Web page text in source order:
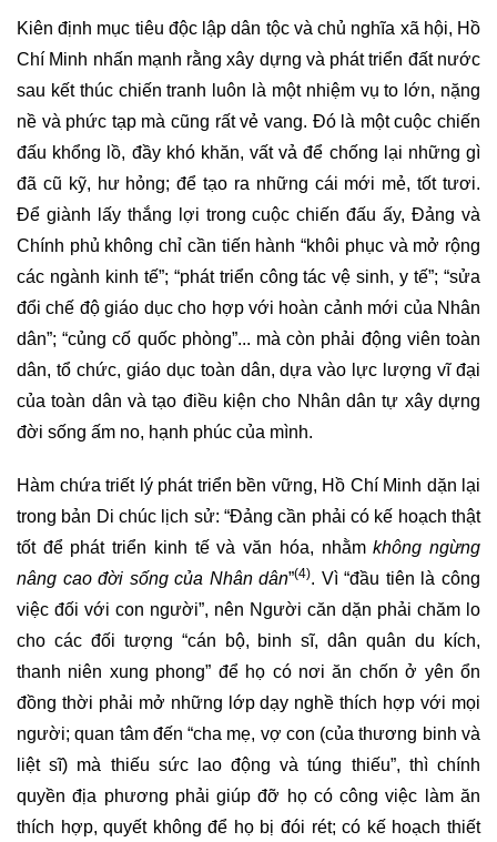
Kiên định mục tiêu độc lập dân tộc và chủ nghĩa xã hội, Hồ
Chí Minh nhấn mạnh rằng xây dựng và phát triển đất nước
sau kết thúc chiến tranh luôn là một nhiệm vụ to lớn, nặng
nề và phức tạp mà cũng rất vẻ vang. Đó là một cuộc chiến
đấu khổng lồ, đầy khó khăn, vất vả để chống lại những gì
đã cũ kỹ, hư hỏng; để tạo ra những cái mới mẻ, tốt tươi.
Ðể giành lấy thắng lợi trong cuộc chiến đấu ấy, Đảng và
Chính phủ không chỉ cần tiến hành “khôi phục và mở rộng
các ngành kinh tế”; “phát triển công tác vệ sinh, y tế”; “sửa
đổi chế độ giáo dục cho hợp với hoàn cảnh mới của Nhân
dân”; “củng cố quốc phòng”... mà còn phải động viên toàn
dân, tổ chức, giáo dục toàn dân, dựa vào lực lượng vĩ đại
của toàn dân và tạo điều kiện cho Nhân dân tự xây dựng
đời sống ấm no, hạnh phúc của mình.
Hàm chứa triết lý phát triển bền vững, Hồ Chí Minh dặn lại
trong bản Di chúc lịch sử: “Đảng cần phải có kế hoạch thật
tốt để phát triển kinh tế và văn hóa, nhằmkhông ngừng
nâng cao đời sống của Nhân dân”(4). Vì “đầu tiên là công
việc đối với con người”, nên Người căn dặn phải chăm lo
cho các đối tượng “cán bộ, binh sĩ, dân quân du kích,
thanh niên xung phong” để họ có nơi ăn chốn ở yên ổn
đồng thời phải mở những lớp dạy nghề thích hợp với mọi
người; quan tâm đến “cha mẹ, vợ con (của thương binh và
liệt sĩ) mà thiếu sức lao động và túng thiếu”, thì chính
quyền địa phương phải giúp đỡ họ có công việc làm ăn
thích hợp, quyết không để họ bị đói rét; có kế hoạch thiết